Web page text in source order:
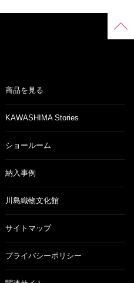
商品を見る
KAWASHIMA Stories
ショールーム
納入事例
川島織物文化館
サイトマップ
プライバシーポリシー